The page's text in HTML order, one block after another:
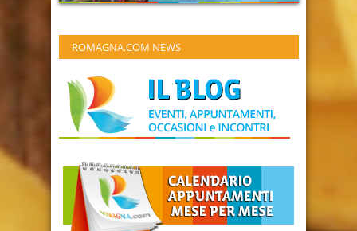
ROMAGNA.COM NEWS